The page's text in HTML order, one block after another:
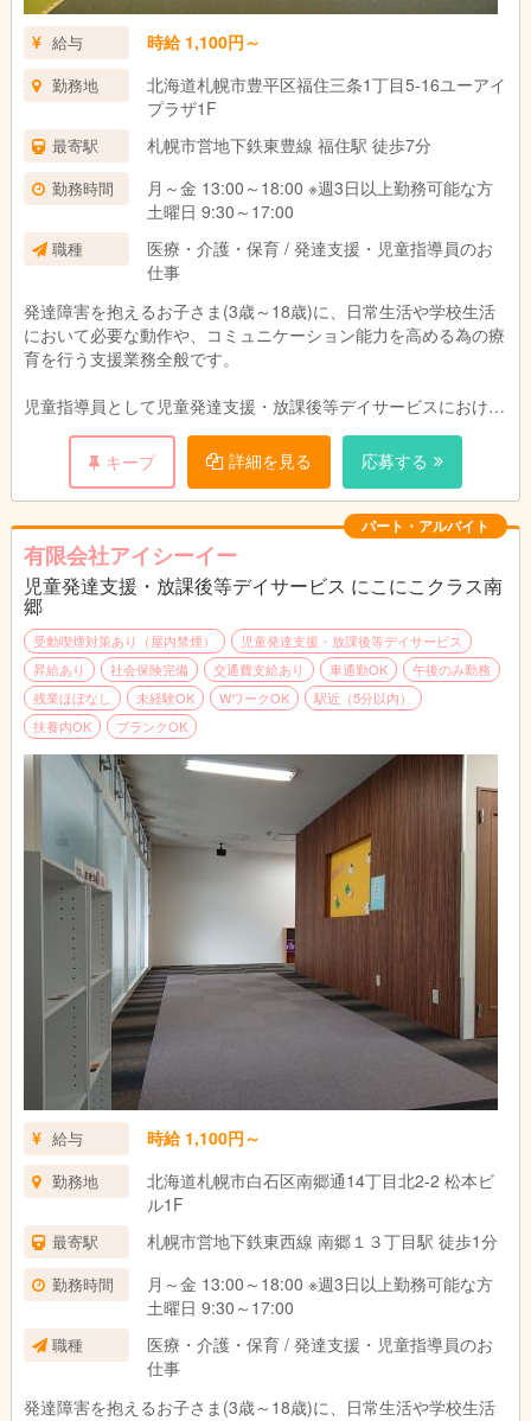
給与 時給 1,100円～
勤務地
北海道札幌市豊平区福住三条1丁目5-16ユーアイ
プラザ1F
最寄駅 札幌市営地下鉄東豊線 福住駅 徒歩7分
勤務時間
月～金 13:00～18:00 ※週3日以上勤務可能な方
土曜日 9:30～17:00
職種
医療・介護・保育 / 発達支援・児童指導員のお
仕事
発達障害を抱えるお子さま(3歳～18歳)に、日常生活や学校生活
において必要な動作や、コミュニケーション能力を高める為の療
育を行う支援業務全般です。
児童指導員として児童発達支援・放課後等デイサービスにおける
・日々の活動内容の決定とスタッフ間との情報共有
・児童指導員同志、児発管や管理者と協力して集団活動の計画
・PC操作での各種書類作成
・個別支援計画の作成補助
・通所児童の送迎
スキルアップによる昇給も可能です。
【資格保有者のみの募集】
児童指導員としての任用資格が認められる方
・保育士、幼稚園教諭、教員資格など
・児童福祉の実務経験が2年以上(通算)
※詳しい事はお問い合わせ下さい
キープ 詳細を見る 応募する
パート・アルバイト
有限会社アイシーイー
児童発達支援・放課後等デイサービス にこにこクラス南
郷
受動喫煙対策あり（屋内禁煙）
児童発達支援・放課後等デイサービス
昇給あり
社会保険完備 交通費支給あり 車通勤OK
午後のみ勤務
残業ほぼなし
未経験OK WワークOK
駅近（5分以内）
扶養内OK
ブランクOK
給与 時給 1,100円～
勤務地
北海道札幌市白石区南郷通14丁目北2-2 松本ビ
ル1F
最寄駅 札幌市営地下鉄東西線 南郷１３丁目駅 徒歩1分
勤務時間
月～金 13:00～18:00 ※週3日以上勤務可能な方
土曜日 9:30～17:00
職種
医療・介護・保育 / 発達支援・児童指導員のお
仕事
発達障害を抱えるお子さま(3歳～18歳)に、日常生活や学校生活